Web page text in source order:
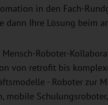
in den Fach-
dann Ihre Lösung beim
Mensch-Roboter-
von retrofit bis
- Roboter zur
mobile